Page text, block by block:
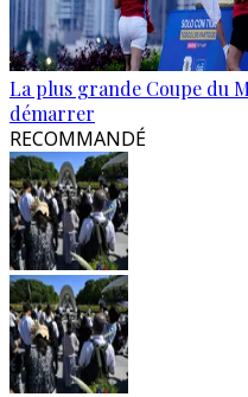
La plus grande Coupe du
démarrer
RECOMMANDÉ